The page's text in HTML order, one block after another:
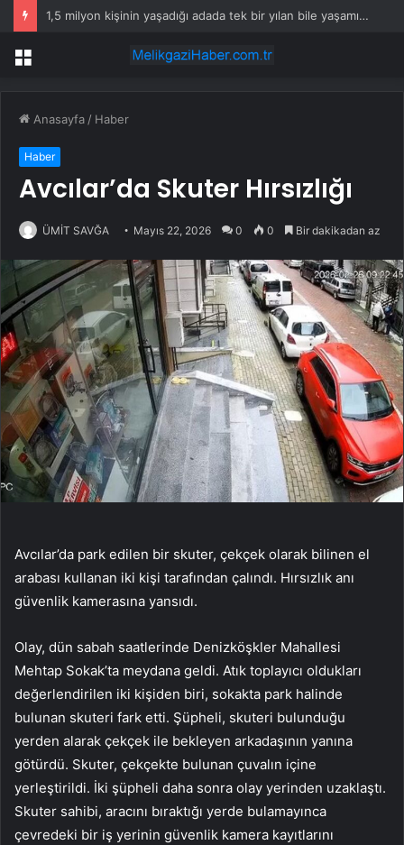
1,5 milyon kişinin yaşadığı adada tek bir yılan bile yaşamıyor
Menü
Anasayfa / Haber
Haber
Avcılar’da Skuter Hırsızlığı
ÜMİT SAVĞA Mayıs 22, 2026 0 0 Bir dakikadan az
Avcılar’da park edilen bir skuter, çekçek olarak bilinen el
arabası kullanan iki kişi tarafından çalındı. Hırsızlık anı
güvenlik kamerasına yansıdı.
Olay, dün sabah saatlerinde Denizköşkler Mahallesi
Mehtap Sokak’ta meydana geldi. Atık toplayıcı oldukları
değerlendirilen iki kişiden biri, sokakta park halinde
bulunan skuteri fark etti. Şüpheli, skuteri bulunduğu
yerden alarak çekçek ile bekleyen arkadaşının yanına
götürdü. Skuter, çekçekte bulunan çuvalın içine
yerleştirildi. İki şüpheli daha sonra olay yerinden uzaklaştı.
Skuter sahibi, aracını bıraktığı yerde bulamayınca
çevredeki bir iş yerinin güvenlik kamera kayıtlarını